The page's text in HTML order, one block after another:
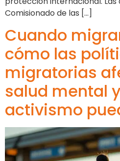
Comisionado de las […]
Cuando
cómo las
migratorias
salud mental
activismo